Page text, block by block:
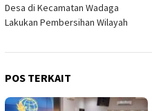
Desa di Kecamatan Wadaga
Lakukan Pembersihan Wilayah
POS TERKAIT